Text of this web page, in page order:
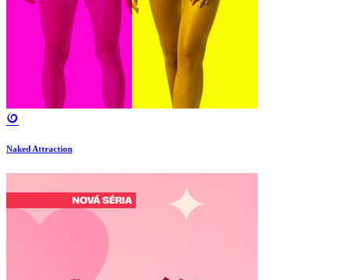
Naked Attraction